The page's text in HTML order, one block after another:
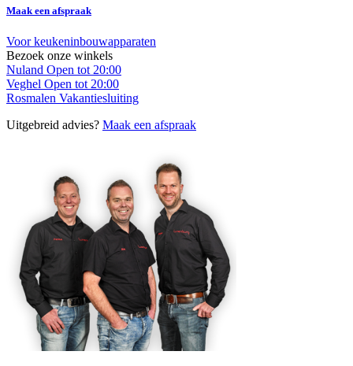
Maak een afspraak
Voor keukeninbouwapparaten
Bezoek onze winkels
Nuland Open tot 20:00
Veghel Open tot 20:00
Rosmalen Vakantiesluiting
Uitgebreid advies? Maak een afspraak